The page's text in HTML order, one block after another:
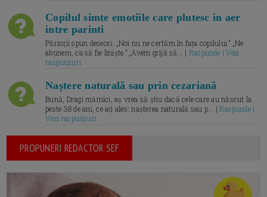
Copilul simte emotiile care plutesc in aer
intre parinti
Părinții spun deseori: „Noi nu ne certăm în fața copilului.” „Ne
abținem, ca să fie liniște.” „Avem grijă să... | Raspunde | Vezi
raspunsuri
Naștere naturală sau prin cezariană
Bună, Dragi mămici, aș vrea să știu dacă cele care au născut la
peste 38 de ani, ce ați ales: nașterea naturală sau p... |Raspunde |
Vezi raspunsuri
PROPUNERI REDACTOR SEF